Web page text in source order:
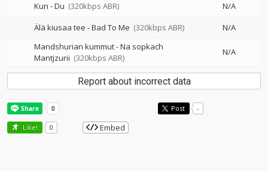
Kun - Du (320kbps ABR)
N/A
Älä kiusaa tee - Bad To Me (320kbps ABR)
N/A
Mandshurian kummut - Na sopkach
Mantjzurii (320kbps ABR)
N/A
Report about incorrect data
Post -
Like! 0 Embed